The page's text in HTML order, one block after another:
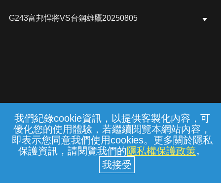
我們紀錄cookie資訊，以提供客製化內容，可
優化您的使用體驗，若繼續閱覽本網站內容，
即表示您同意我們使用cookies。更多關於隱私
保護資訊，請閱覽我們的隱私權保護政策。
G243富邦悍將VS台鋼雄鷹20250805
常見問題 線上客服 服務條款 隱私權保護
中華電信股份有限公司個人家庭分公司
(統一編號：96979949) © 2026
{{notifyMsg}}